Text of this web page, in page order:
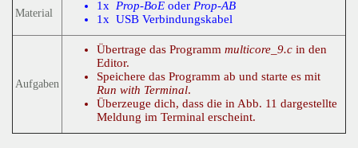
Material
1x Prop-BoE oder Prop-AB
1x USB Verbindungskabel
Aufgaben
Übertrage das Programm multicore_9.c in den
Editor.
Speichere das Programm ab und starte es mit
Run with Terminal.
Überzeuge dich, dass die in Abb. 11 dargestellte
Meldung im Terminal erscheint.